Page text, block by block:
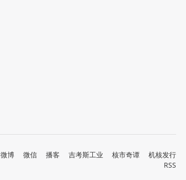
微博 微信 播客 吉考斯工业 核市奇谭
机核发行
RSS